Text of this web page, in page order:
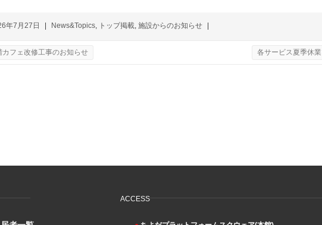
年7月27日 News&Topics, トップ掲載, 施設からのお知らせ
カフェ改修工事のお知らせ 各サービス夏季休
ACCESS